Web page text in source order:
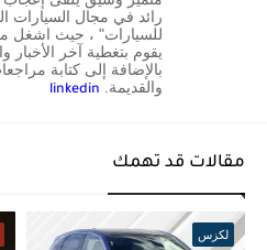
رائد في مجال السيارات
للسيارات" ، حيث اشغل
يقوم بتغطية آخر الأخبار
بالإضافة إلى كتابة
والقديمة.
linkedin
مقالات قد تهمك
لكزس